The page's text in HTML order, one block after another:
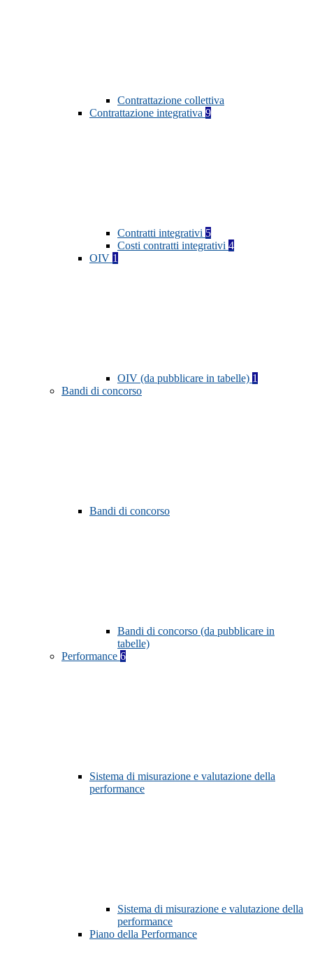
Contrattazione collettiva
Contrattazione integrativa 9
Contratti integrativi 5
Costi contratti integrativi 4
OIV 1
OIV (da pubblicare in tabelle) 1
Bandi di concorso
Bandi di concorso
Bandi di concorso (da pubblicare in
tabelle)
Performance 6
Sistema di misurazione e valutazione della
performance
Sistema di misurazione e valutazione della
performance
Piano della Performance